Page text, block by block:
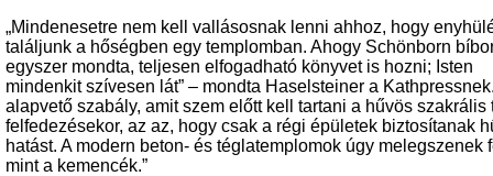
„Mindenesetre nem kell vallásosnak lenni ahhoz, hogy
találjunk a hőségben egy templomban. Ahogy Schönborn
egyszer mondta, teljesen elfogadható könyvet is hozni; Isten
mindenkit szívesen lát” – mondta Haselsteiner a
alapvető szabály, amit szem előtt kell tartani a hűvös szakrális
felfedezésekor, az az, hogy csak a régi épületek biztosítanak
hatást. A modern beton- és téglatemplomok úgy melegszenek
mint a kemencék.”